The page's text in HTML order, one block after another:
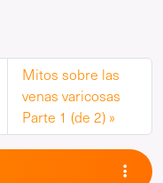
Mitos sobre las
venas varicosas
Parte 1 (de 2)